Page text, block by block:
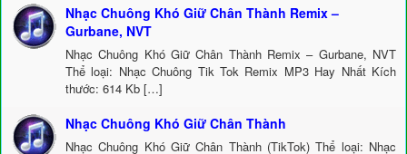
Nhạc Chuông Khó Giữ Chân Thành Remix –
Gurbane, NVT
Nhạc Chuông Khó Giữ Chân Thành Remix – Gurbane, NVT
Thể loại: Nhạc Chuông Tik Tok Remix MP3 Hay Nhất Kích
thước: 614 Kb […]
Nhạc Chuông Khó Giữ Chân Thành
Nhạc Chuông Khó Giữ Chân Thành (TikTok) Thể loại: Nhạc